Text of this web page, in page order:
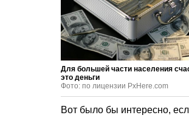
Для большей части населения
это деньги
Фото: по лицензии PxHere.com
Вот было бы интересно,